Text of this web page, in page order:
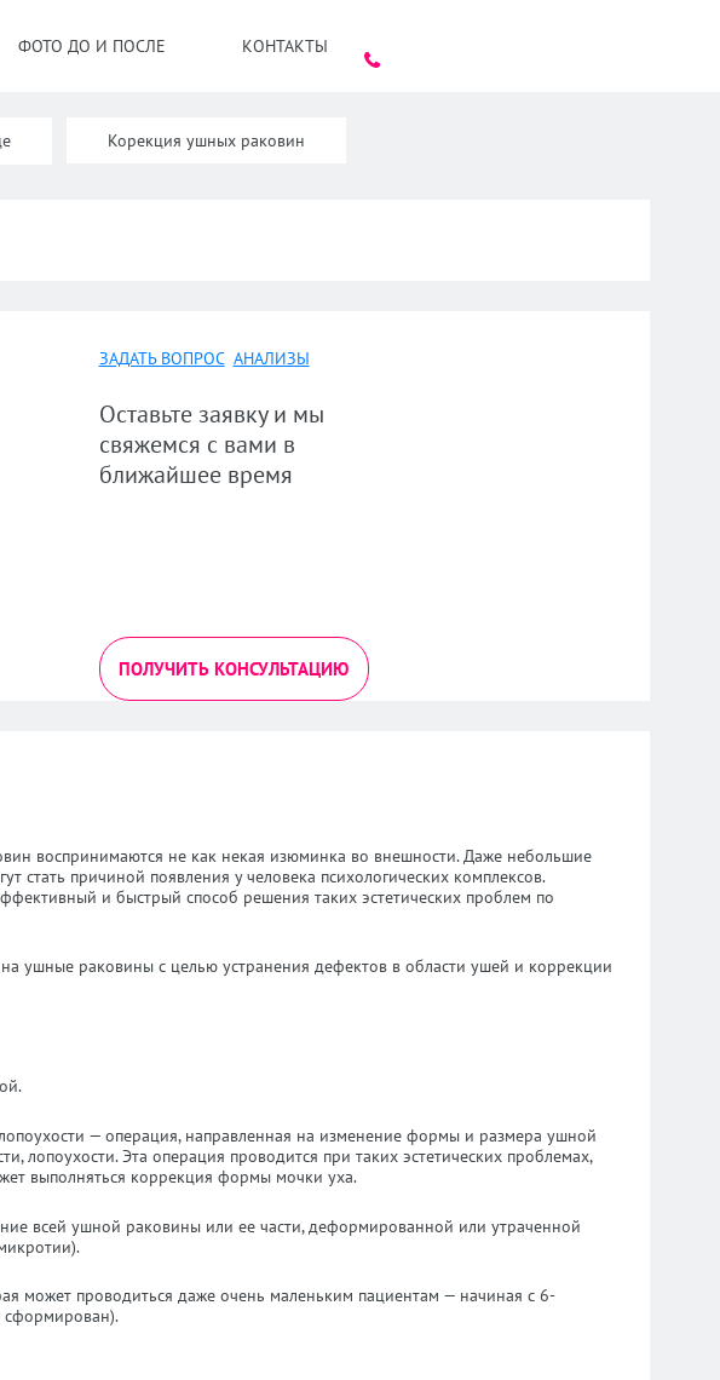
ФОТО ДО И ПОСЛЕ КОНТАКТЫ
Корекция ушных раковин
ЗАДАТЬ ВОПРОС АНАЛИЗЫ
Оставьте заявку и мы
свяжемся с вами в
ближайшее время
ПОЛУЧИТЬ КОНСУЛЬТАЦИЮ
воспринимаются не как некая изюминка во внешности. Даже небольшие
причиной появления у человека психологических комплексов.
и быстрый способ решения таких эстетических проблем по
на ушные раковины с целью устранения дефектов в области ушей и коррекции
— операция, направленная на изменение формы и размера ушной
лопоухости. Эта операция проводится при таких эстетических проблемах,
выполняться коррекция формы мочки уха.
всей ушной раковины или ее части, деформированной или утраченной
может проводиться даже очень маленьким пациентам — начиная с 6-
сформирован).